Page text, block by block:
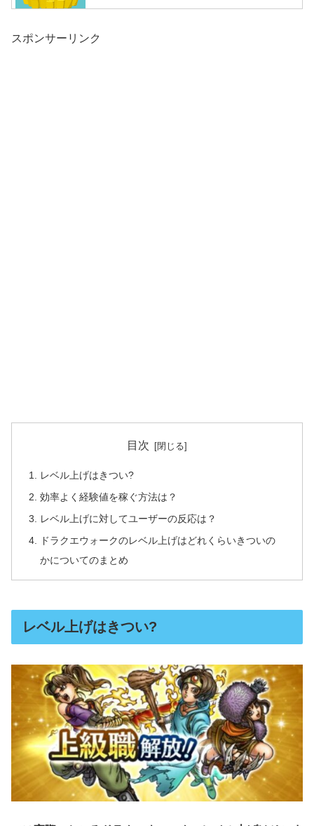
スポンサーリンク
目次
レベル上げはきつい?
効率よく経験値を稼ぐ方法は？
レベル上げに対してユーザーの反応は？
ドラクエウォークのレベル上げはどれくらいきついの
かについてのまとめ
レベル上げはきつい?